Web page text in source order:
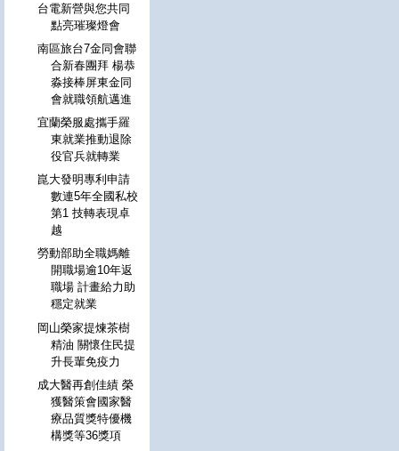
台電新營與您共同
點亮璀璨燈會
南區旅台7金同會聯
合新春團拜 楊恭
淼接棒屏東金同
會就職領航邁進
宜蘭榮服處攜手羅
東就業推動退除
役官兵就轉業
崑大發明專利申請
數連5年全國私校
第1 技轉表現卓
越
勞動部助全職媽離
開職場逾10年返
職場 計畫給力助
穩定就業
岡山榮家提煉茶樹
精油 關懷住民提
升長輩免疫力
成大醫再創佳績 榮
獲醫策會國家醫
療品質獎特優機
構獎等36獎項